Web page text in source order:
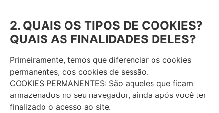
2. QUAIS OS TIPOS DE COOKIES?
QUAIS AS FINALIDADES DELES?
Primeiramente, temos que diferenciar os cookies
permanentes, dos cookies de sessão.
COOKIES PERMANENTES: São aqueles que ficam
armazenados no seu navegador, ainda após você ter
finalizado o acesso ao site.